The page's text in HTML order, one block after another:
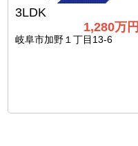
3LDK
1,280万円
岐阜市加野１丁目13-6